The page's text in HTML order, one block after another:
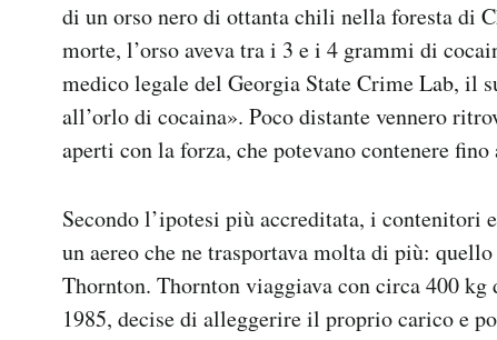
di un orso nero di ottanta chili nella foresta di
morte, l’orso aveva tra i 3 e i 4 grammi di
medico legale del Georgia State Crime Lab, il
all’orlo di cocaina». Poco distante vennero
aperti con la forza, che potevano contenere
Secondo l’ipotesi più accreditata, i contenitori
un aereo che ne trasportava molta di più:
Thornton. Thornton viaggiava con circa 400 kg
1985, decise di alleggerire il proprio carico e